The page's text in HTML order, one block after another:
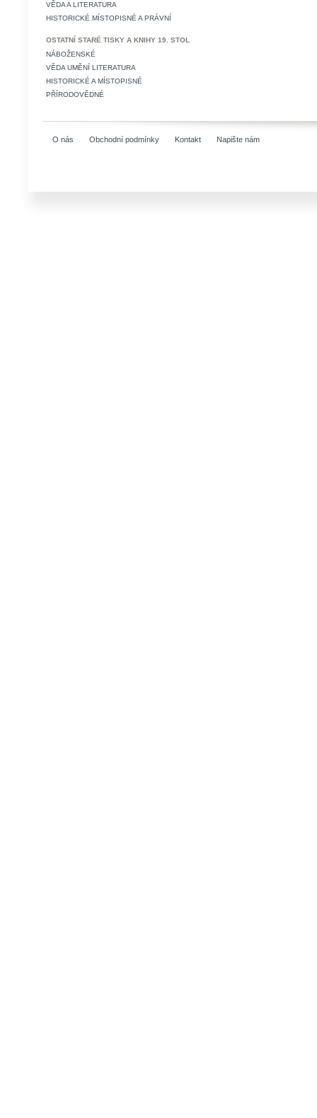
VĚDA A LITERATURA
HISTORICKÉ MÍSTOPISNÉ A PRÁVNÍ
OSTATNÍ STARÉ TISKY A KNIHY 19. STOL
NÁBOŽENSKÉ
VĚDA UMĚNÍ LITERATURA
HISTORICKÉ A MÍSTOPISNÉ
PŘÍRODOVĚDNÉ
O nás Obchodní podmínky Kontakt Napište nám